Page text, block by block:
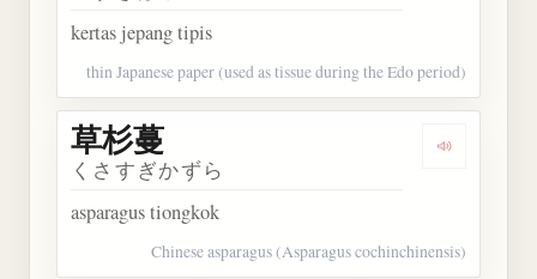
kertas jepang tipis
thin Japanese paper (used as tissue during the Edo period)
Dengarkan
草杉蔓
くさすぎかずら
asparagus tiongkok
Chinese asparagus (Asparagus cochinchinensis)